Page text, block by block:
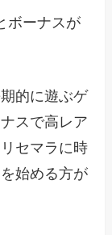
ボーナスが
的に遊ぶゲ
スで高レア
セマラに時
始める方が